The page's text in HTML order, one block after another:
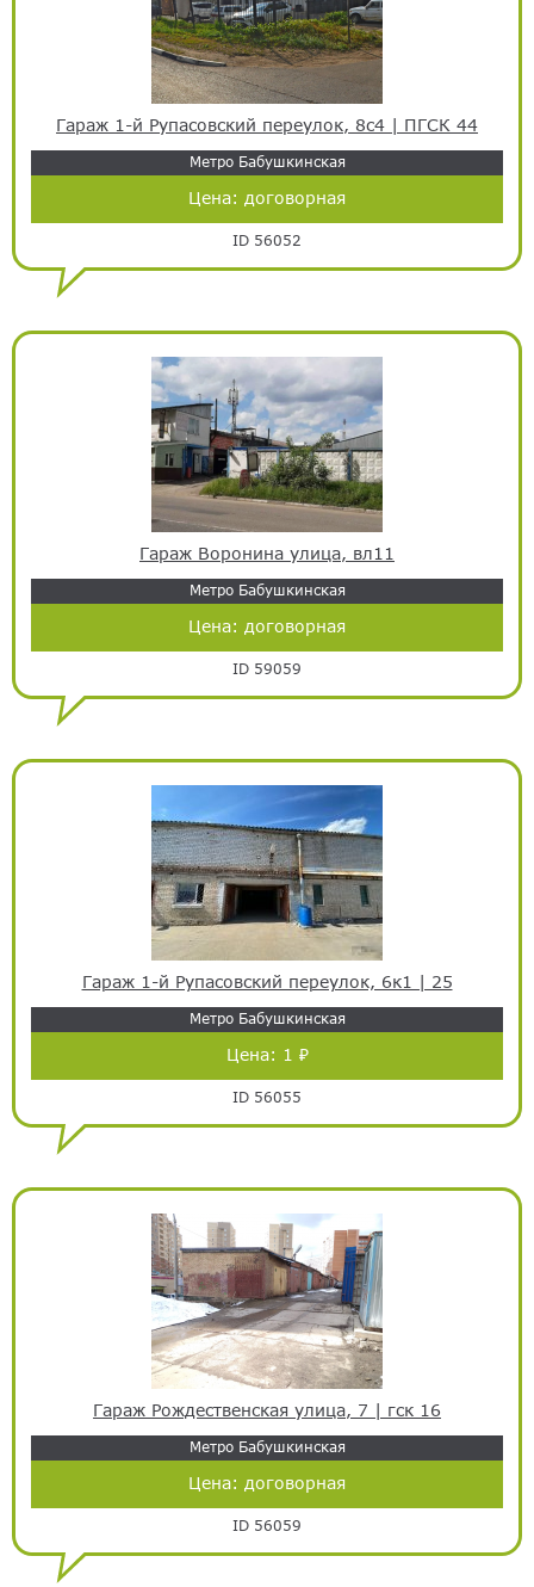
Гараж 1-й Рупасовский переулок, 8с4 | ПГСК 44
Метро Бабушкинская
Цена: договорная
ID 56052
Гараж Воронина улица, вл11
Метро Бабушкинская
Цена: договорная
ID 59059
Гараж 1-й Рупасовский переулок, 6к1 | 25
Метро Бабушкинская
Цена: 1 ₽
ID 56055
Гараж Рождественская улица, 7 | гск 16
Метро Бабушкинская
Цена: договорная
ID 56059